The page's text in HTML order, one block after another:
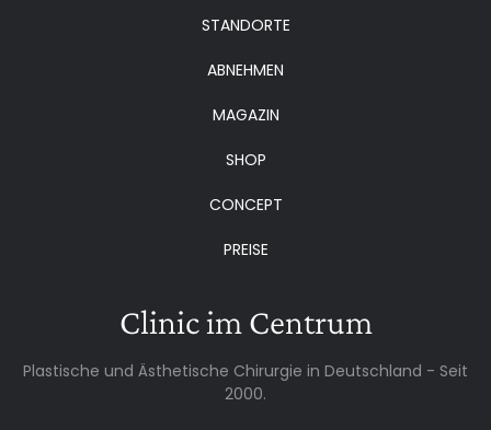
STANDORTE
ABNEHMEN
MAGAZIN
SHOP
CONCEPT
PREISE
Clinic im Centrum
Plastische und Ästhetische Chirurgie in Deutschland - Seit
2000.